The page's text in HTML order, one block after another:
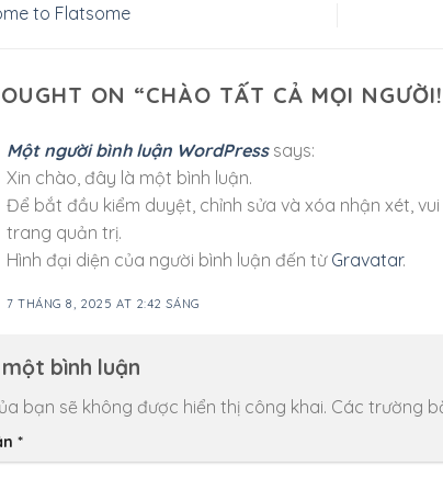
to Flatsome
ON “CHÀO TẤT CẢ MỌI NGƯỜI!
Một người bình luận WordPress says:
Xin chào, đây là một bình luận.
Để bắt đầu kiểm duyệt, chỉnh sửa và xóa nhận xét,
trang quản trị.
Hình đại diện của người bình luận đến từ Gravatar.
7 THÁNG 8, 2025 AT 2:42 SÁNG
bình luận
bạn sẽ không được hiển thị công khai. Các trường
*